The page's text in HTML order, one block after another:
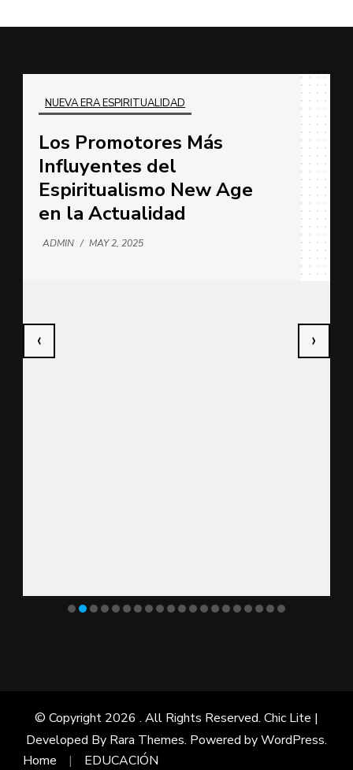
NUEVA ERA ESPIRITUALIDAD
Los Promotores Más
Influyentes del
Espiritualismo New Age
en la Actualidad
ADMIN / MAY 2, 2025
‹ ›
© Copyright 2026 . All Rights Reserved. Chic Lite |
Developed By Rara Themes. Powered byWordPress.
Home
EDUCACIÓN